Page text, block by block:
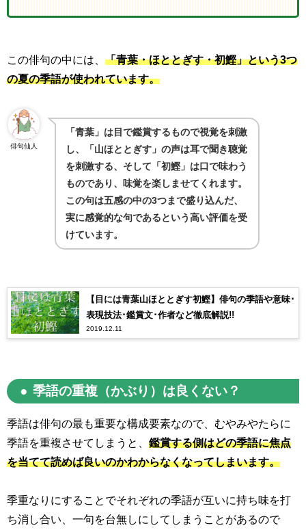
この俳句の中には、 「青葉・ほととぎす・初鰹」という3つ
の夏の季語が使われています。
俳句仙人
「青葉」は目で鑑賞するもので視覚を刺激
し、「山ほととぎす」の声は耳で聞き聴覚
を刺激する、そして「初鰹」は口で味わう
ものであり、味覚を楽しませてくれます。
この句は五感の中の3つまで盛り込んだ、
実に感覚的な句であるという高い評価を受
けています。
【目には青葉山ほととぎす初鰹】俳句の季語や意味･
表現技法･鑑賞文･作者など徹底解説!!
2019.12.11
季語の重複（かぶり）は良くない？
季語は俳句の最も重要な構成要素なので、むやみやたらに
季語を重複させてしまうと、 鑑賞する側はどの季語に焦点
を当てて読めば良いのかわからなくなってしまいます。
季重なりにすることでそれぞれの季語が互いに持ち味を打
ち消し合い、一句を台無しにしてしまうことがあるので